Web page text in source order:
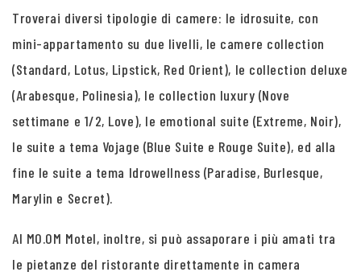
Troverai diversi tipologie di camere: le idrosuite, con
mini-appartamento su due livelli, le camere collection
(Standard, Lotus, Lipstick, Red Orient), le collection deluxe
(Arabesque, Polinesia), le collection luxury (Nove
settimane e 1/2, Love), le emotional suite (Extreme, Noir),
le suite a tema Vojage (Blue Suite e Rouge Suite), ed alla
fine le suite a tema Idrowellness (Paradise, Burlesque,
Marylin e Secret).
Al MO.OM Motel, inoltre, si può assaporare i più amati tra
le pietanze del ristorante direttamente in camera